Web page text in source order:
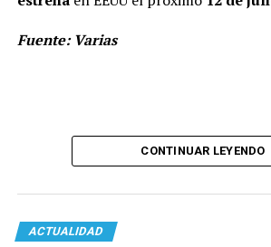
Fuente: Varias
CONTINUAR LEYENDO
ACTUALIDAD